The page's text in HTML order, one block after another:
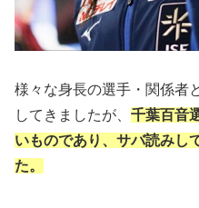
様々な身長の選手・関係者
してきましたが、 千葉百音
いものであり、サバ読みし
た。